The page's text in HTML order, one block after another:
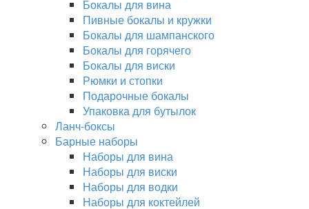
Бокалы для вина
Пивные бокалы и кружки
Бокалы для шампанского
Бокалы для горячего
Бокалы для виски
Рюмки и стопки
Подарочные бокалы
Упаковка для бутылок
Ланч-боксы
Барные наборы
Наборы для вина
Наборы для виски
Наборы для водки
Наборы для коктейлей